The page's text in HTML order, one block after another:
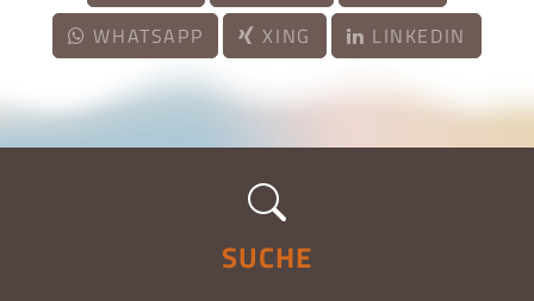
WHATSAPP
XING LINKEDIN
SUCHE